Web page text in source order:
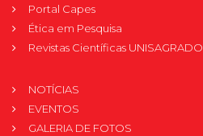
Portal Capes
Ética em Pesquisa
Revistas Científicas UNISAGRADO
NOTÍCIAS
EVENTOS
GALERIA DE FOTOS